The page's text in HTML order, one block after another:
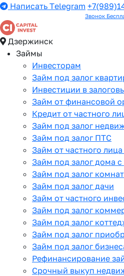
Написать Telegram
Звонок
Дзержинск
Займы
Инвесторам
Займ под залог
Инвестиции в
Займ от финансовой
Кредит от частного
Займ под залог
Займ под залог ПТС
Займ от частного
Займ под залог дома с
Займ под залог
Займ под залог дачи
Займ от частного
Займ под залог
Займ под залог
Займ под залог
Займ под залог
Рефинансирование
Срочный выкуп